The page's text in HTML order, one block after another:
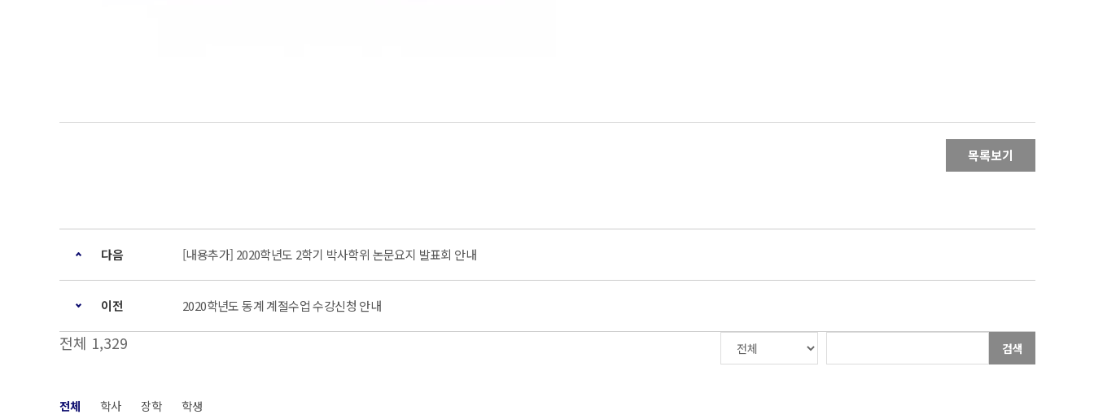
목록보기
다음 [내용추가] 2020학년도 2학기 박사학위 논문요지 발표회 안내
이전 2020학년도 동계 계절수업 수강신청 안내
전체 1,329 검색
전체 학사 장학 학생